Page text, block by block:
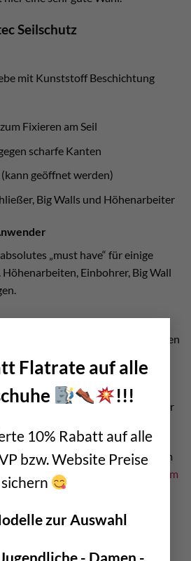
Flatrate auf alle
!!!
10% Rabatt auf alle
bzw. Website Preise
sichern
zur Auswahl
- Damen -
Seilschutz
mit Kunststoff Beschichtung
Fixieren am Seil
scharfe Kanten
geöffnet werden)
Big Walls und Höhenarbeiter
„must have“ für einige
Einbohrer, Big Wall
bewahrt euch vor Verletzungen
als auch natürlich der Kern werden
mit Seilschutz noch ein
Besonders, wenn man bei seiner
pendelt.
in diesem Fall unbedingt zu einem
z.B. einem 2. Seil mit
mitlaufendem
andere irgendwann sein